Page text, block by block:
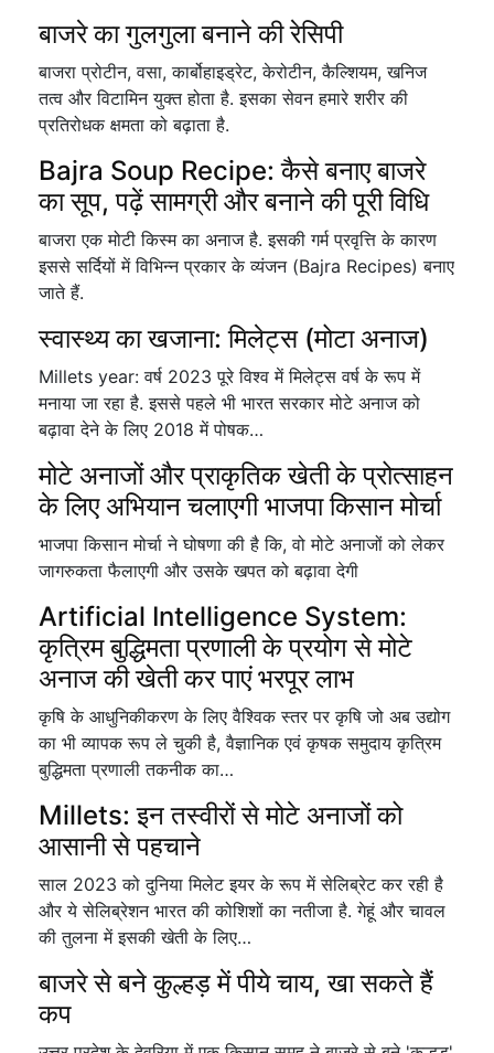
बाजरे का गुलगुला बनाने की रेसिपी
बाजरा प्रोटीन, वसा, कार्बोहाइड्रेट, केरोटीन, कैल्शियम, खनिज
तत्व और विटामिन युक्त होता है. इसका सेवन हमारे शरीर की
प्रतिरोधक क्षमता को बढ़ाता है.
Bajra Soup Recipe: कैसे बनाए बाजरे
का सूप, पढ़ें सामग्री और बनाने की पूरी विधि
बाजरा एक मोटी किस्म का अनाज है. इसकी गर्म प्रवृत्ति के कारण
इससे सर्दियों में विभिन्न प्रकार के व्यंजन (Bajra Recipes) बनाए
जाते हैं.
स्वास्थ्य का खजाना: मिलेट्स (मोटा अनाज)
Millets year: वर्ष 2023 पूरे विश्व में मिलेट्स वर्ष के रूप में
मनाया जा रहा है. इससे पहले भी भारत सरकार मोटे अनाज को
बढ़ावा देने के लिए 2018 में पोषक…
मोटे अनाजों और प्राकृतिक खेती के प्रोत्साहन
के लिए अभियान चलाएगी भाजपा किसान मोर्चा
भाजपा किसान मोर्चा ने घोषणा की है कि, वो मोटे अनाजों को लेकर
जागरुकता फैलाएगी और उसके खपत को बढ़ावा देगी
Artificial Intelligence System:
कृत्रिम बुद्धिमता प्रणाली के प्रयोग से मोटे
अनाज की खेती कर पाएं भरपूर लाभ
कृषि के आधुनिकीकरण के लिए वैश्विक स्तर पर कृषि जो अब उद्योग
का भी व्यापक रूप ले चुकी है, वैज्ञानिक एवं कृषक समुदाय कृत्रिम
बुद्धिमता प्रणाली तकनीक का…
Millets: इन तस्वीरों से मोटे अनाजों को
आसानी से पहचाने
साल 2023 को दुनिया मिलेट इयर के रूप में सेलिब्रेट कर रही है
और ये सेलिब्रेशन भारत की कोशिशों का नतीजा है. गेहूं और चावल
की तुलना में इसकी खेती के लिए…
बाजरे से बने कुल्हड़ में पीये चाय, खा सकते हैं
कप